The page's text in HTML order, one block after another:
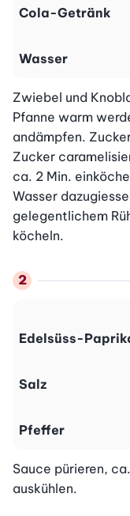
Cola-Getränk
Wasser
Zwiebel und
Pfanne warm
andämpfen.
Zucker
ca. 2 Min.
Wasser
gelegentlichem
köcheln.
Edelsüss-
Salz
Pfeffer
Sauce pürieren,
auskühlen.